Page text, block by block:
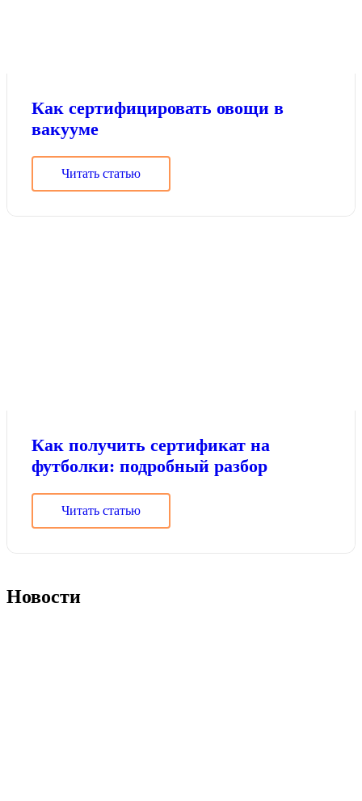
Как сертифицировать овощи в
вакууме
Читать статью
Как получить сертификат на
футболки: подробный разбор
Читать статью
Новости